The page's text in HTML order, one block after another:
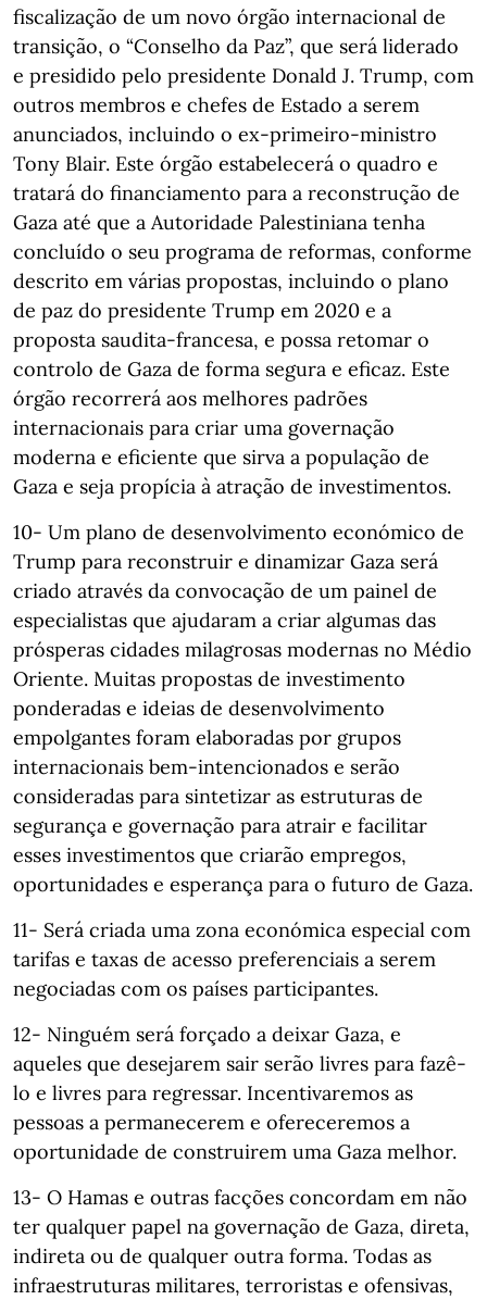
fiscalização de um novo órgão internacional de
transição, o “Conselho da Paz”, que será liderado
e presidido pelo presidente Donald J. Trump, com
outros membros e chefes de Estado a serem
anunciados, incluindo o ex-primeiro-ministro
Tony Blair. Este órgão estabelecerá o quadro e
tratará do financiamento para a reconstrução de
Gaza até que a Autoridade Palestiniana tenha
concluído o seu programa de reformas, conforme
descrito em várias propostas, incluindo o plano
de paz do presidente Trump em 2020 e a
proposta saudita-francesa, e possa retomar o
controlo de Gaza de forma segura e eficaz. Este
órgão recorrerá aos melhores padrões
internacionais para criar uma governação
moderna e eficiente que sirva a população de
Gaza e seja propícia à atração de investimentos.
10- Um plano de desenvolvimento económico de
Trump para reconstruir e dinamizar Gaza será
criado através da convocação de um painel de
especialistas que ajudaram a criar algumas das
prósperas cidades milagrosas modernas no Médio
Oriente. Muitas propostas de investimento
ponderadas e ideias de desenvolvimento
empolgantes foram elaboradas por grupos
internacionais bem-intencionados e serão
consideradas para sintetizar as estruturas de
segurança e governação para atrair e facilitar
esses investimentos que criarão empregos,
oportunidades e esperança para o futuro de Gaza.
11- Será criada uma zona económica especial com
tarifas e taxas de acesso preferenciais a serem
negociadas com os países participantes.
12- Ninguém será forçado a deixar Gaza, e
aqueles que desejarem sair serão livres para fazê-
lo e livres para regressar. Incentivaremos as
pessoas a permanecerem e ofereceremos a
oportunidade de construirem uma Gaza melhor.
13- O Hamas e outras facções concordam em não
ter qualquer papel na governação de Gaza, direta,
indireta ou de qualquer outra forma. Todas as
infraestruturas militares, terroristas e ofensivas,